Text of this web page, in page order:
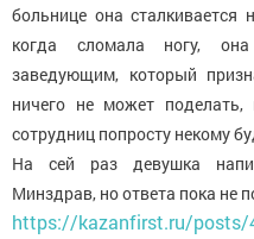
больнице она
когда сломала ногу,
заведующим, который
ничего не может поделать,
сотрудниц попросту некому
На сей раз девушка
Минздрав, но ответа пока не
https://kazanfirst.ru/posts/